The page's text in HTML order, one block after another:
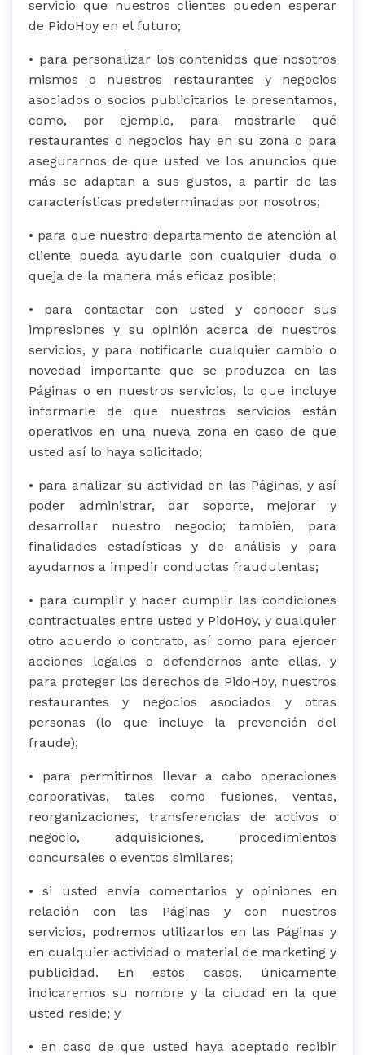
servicio que nuestros clientes pueden esperar
de PidoHoy en el futuro;
• para personalizar los contenidos que nosotros
mismos o nuestros restaurantes y negocios
asociados o socios publicitarios le presentamos,
como, por ejemplo, para mostrarle qué
restaurantes o negocios hay en su zona o para
asegurarnos de que usted ve los anuncios que
más se adaptan a sus gustos, a partir de las
características predeterminadas por nosotros;
• para que nuestro departamento de atención al
cliente pueda ayudarle con cualquier duda o
queja de la manera más eficaz posible;
• para contactar con usted y conocer sus
impresiones y su opinión acerca de nuestros
servicios, y para notificarle cualquier cambio o
novedad importante que se produzca en las
Páginas o en nuestros servicios, lo que incluye
informarle de que nuestros servicios están
operativos en una nueva zona en caso de que
usted así lo haya solicitado;
• para analizar su actividad en las Páginas, y así
poder administrar, dar soporte, mejorar y
desarrollar nuestro negocio; también, para
finalidades estadísticas y de análisis y para
ayudarnos a impedir conductas fraudulentas;
• para cumplir y hacer cumplir las condiciones
contractuales entre usted y PidoHoy, y cualquier
otro acuerdo o contrato, así como para ejercer
acciones legales o defendernos ante ellas, y
para proteger los derechos de PidoHoy, nuestros
restaurantes y negocios asociados y otras
personas (lo que incluye la prevención del
fraude);
• para permitirnos llevar a cabo operaciones
corporativas, tales como fusiones, ventas,
reorganizaciones, transferencias de activos o
negocio, adquisiciones, procedimientos
concursales o eventos similares;
• si usted envía comentarios y opiniones en
relación con las Páginas y con nuestros
servicios, podremos utilizarlos en las Páginas y
en cualquier actividad o material de marketing y
publicidad. En estos casos, únicamente
indicaremos su nombre y la ciudad en la que
usted reside; y
• en caso de que usted haya aceptado recibir